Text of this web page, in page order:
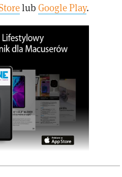
lub Google Play.